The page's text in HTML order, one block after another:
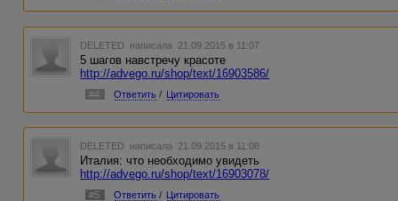
DELETED написала 21.09.2015 в 11:07
5 шагов навстречу красоте
http://advego.ru/shop/text/16903586/
#4 Ответить / Цитировать
DELETED написала 21.09.2015 в 11:08
Италия: что необходимо увидеть
http://advego.ru/shop/text/16903078/
#5 Ответить / Цитировать